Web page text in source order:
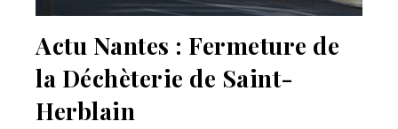
Actu Nantes : Fermeture de
la Déchèterie de Saint-
Herblain